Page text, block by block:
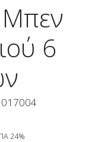
Μπεν
6
017004
24%